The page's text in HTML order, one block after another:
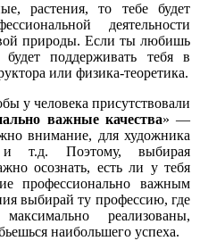
растения, то тебе будет
деятельности
природы. Если ты любишь
поддерживать тебя в
или физика-теоретика.
у человека присутствовали
важные качества» —
внимание, для художника
т.д. Поэтому, выбирая
осознать, есть ли у тебя
профессионально важным
выбирай ту профессию, где
реализованы,
наибольшего успеха.